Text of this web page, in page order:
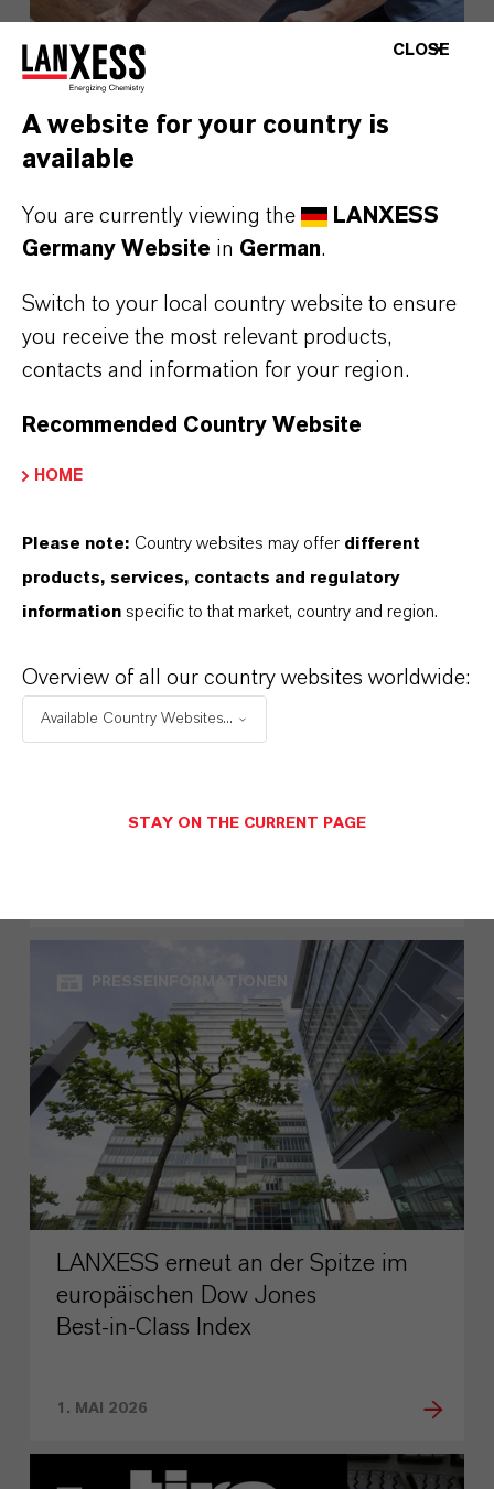
LANXESS bringt Disflamoll Advance
auf den Markt
3. AUGUST 2026
Schülerin Carla Bautz aus Köln
LANXESS
PRESSEINFORMATIONEN
LANXESS erneut an der Spitze im
europäischen Dow Jones
Best‑in‑Class Index
1. MAI 2026
CLOSE
A website for your country is
available
You are currently viewing the
LANXESS
Germany Website in German.
Switch to your local country website to ensure
you receive the most relevant products,
contacts and information for your region.
Recommended Country Website
HOME
Please note: Country websites may offer different
products, services, contacts and regulatory
information specific to that market, country and region.
Overview of all our country websites worldwide:
Available Country Websites...
STAY ON THE CURRENT PAGE